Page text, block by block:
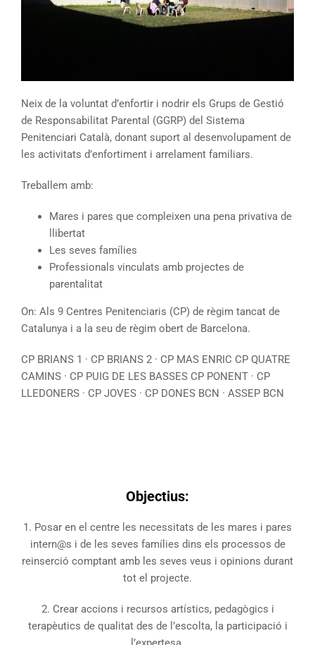
Neix de la voluntat d’enfortir i nodrir els Grups de Gestió
de Responsabilitat Parental (GGRP) del Sistema
Penitenciari Català, donant suport al desenvolupament de
les activitats d’enfortiment i arrelament familiars.
Treballem amb:
Mares i pares que compleixen una pena privativa de
llibertat
Les seves famílies
Professionals vinculats amb projectes de
parentalitat
On: Als 9 Centres Penitenciaris (CP) de règim tancat de
Catalunya i a la seu de règim obert de Barcelona.
CP BRIANS 1 · CP BRIANS 2 · CP MAS ENRIC CP QUATRE
CAMINS · CP PUIG DE LES BASSES CP PONENT · CP
LLEDONERS · CP JOVES · CP DONES BCN · ASSEP BCN
Objectius:
1. Posar en el centre les necessitats de les mares i pares
intern@s i de les seves famílies dins els processos de
reinserció comptant amb les seves veus i opinions durant
tot el projecte.
2. Crear accions i recursos artístics, pedagògics i
terapèutics de qualitat des de l’escolta, la participació i